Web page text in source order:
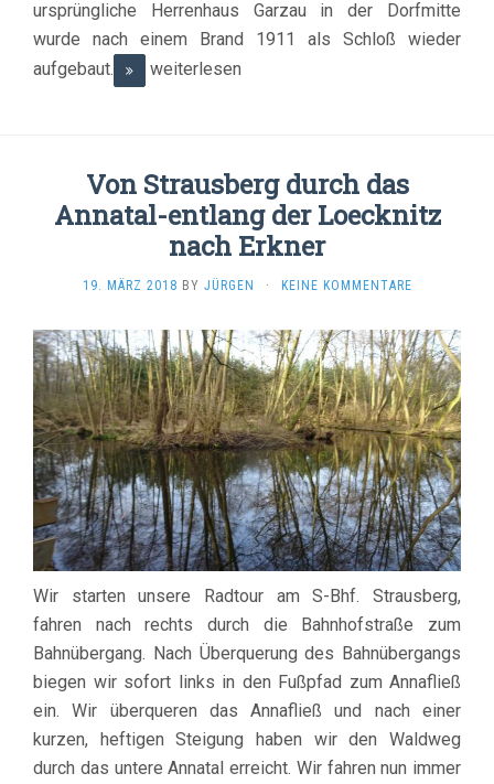
ursprüngliche Herrenhaus Garzau in der Dorfmitte
wurde nach einem Brand 1911 als Schloß wieder
aufgebaut.
weiterlesen
Von Strausberg durch das
Annatal-entlang der Loecknitz
nach Erkner
19. MÄRZ 2018 BY JÜRGEN · KEINE KOMMENTARE
Wir starten unsere Radtour am S-Bhf. Strausberg,
fahren nach rechts durch die Bahnhofstraße zum
Bahnübergang. Nach Überquerung des Bahnübergangs
biegen wir sofort links in den Fußpfad zum Annafließ
ein. Wir überqueren das Annafließ und nach einer
kurzen, heftigen Steigung haben wir den Waldweg
durch das untere Annatal erreicht. Wir fahren nun immer